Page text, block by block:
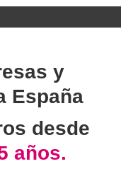
y
España
desde
años.